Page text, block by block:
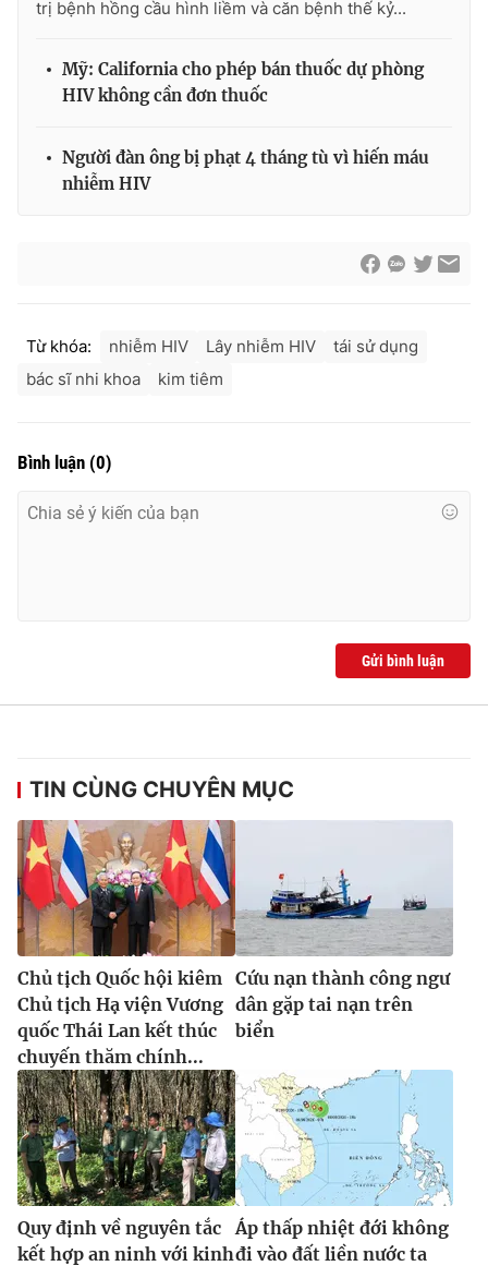
THỜI BÁO VTV
Giấy phép hoạt động báo in và báo điện tử số 483/GP-BTTTT
cấp ngày 29/12/2023
Tổng Biên tập:Vũ Thanh Thủy
Tổng đài VTV:
® Cấm sao chép dưới mọi hình thức nếu không có sự chấp
thuận bằng văn bản. Ghi rõ nguồn VTV.vn khi phát hành lại
thông tin từ website này.
trị bệnh hồng cầu hình liềm và căn bệnh thế kỷ...
Mỹ: California cho phép bán thuốc dự phòng
HIV không cần đơn thuốc
Người đàn ông bị phạt 4 tháng tù vì hiến máu
nhiễm HIV
Từ khóa: nhiễm HIV Lây nhiễm HIV
tái sử dụng
bác sĩ nhi khoa
kim tiêm
Bình luận (0)
Gửi bình luận
TIN CÙNG CHUYÊN MỤC
Chủ tịch Quốc hội kiêm
Chủ tịch Hạ viện Vương
quốc Thái Lan kết thúc
chuyến thăm chính...
Cứu nạn thành công ngư
dân gặp tai nạn trên
biển
Quy định về nguyên tắc
kết hợp an ninh với kinh
Áp thấp nhiệt đới không
đi vào đất liền nước ta